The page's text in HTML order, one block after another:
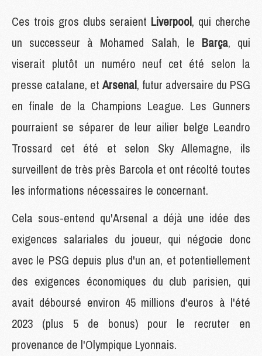
Ces trois gros clubs seraient Liverpool, qui cherche
un successeur à Mohamed Salah, le Barça, qui
viserait plutôt un numéro neuf cet été selon la
presse catalane, et Arsenal, futur adversaire du PSG
en finale de la Champions League. Les Gunners
pourraient se séparer de leur ailier belge Leandro
Trossard cet été et selon Sky Allemagne, ils
surveillent de très près Barcola et ont récolté toutes
les informations nécessaires le concernant.
Cela sous-entend qu'Arsenal a déjà une idée des
exigences salariales du joueur, qui négocie donc
avec le PSG depuis plus d'un an, et potentiellement
des exigences économiques du club parisien, qui
avait déboursé environ 45 millions d'euros à l'été
2023 (plus 5 de bonus) pour le recruter en
provenance de l'Olympique Lyonnais.